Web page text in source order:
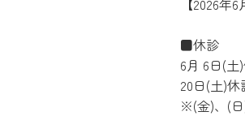
【2026年
■休診
6月 6日(土
20日(土)休
※(金)、(日